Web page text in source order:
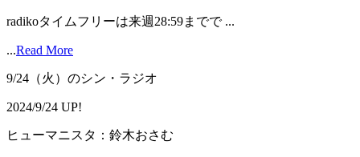
radikoタイムフリーは来週28:59までで ...
...Read More
9/24（火）のシン・ラジオ
2024/9/24 UP!
ヒューマニスタ：鈴木おさむ